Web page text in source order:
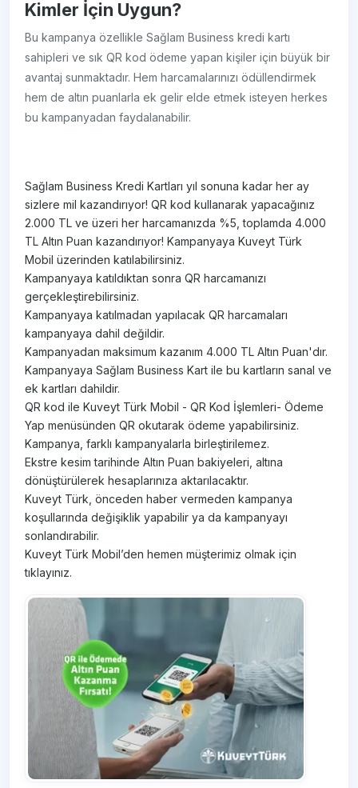
Kimler İçin Uygun?
Bu kampanya özellikle Sağlam Business kredi kartı
sahipleri ve sık QR kod ödeme yapan kişiler için büyük bir
avantaj sunmaktadır. Hem harcamalarınızı ödüllendirmek
hem de altın puanlarla ek gelir elde etmek isteyen herkes
bu kampanyadan faydalanabilir.
Sağlam Business Kredi Kartları yıl sonuna kadar her ay
sizlere mil kazandırıyor! QR kod kullanarak yapacağınız
2.000 TL ve üzeri her harcamanızda %5, toplamda 4.000
TL Altın Puan kazandırıyor! Kampanyaya Kuveyt Türk
Mobil üzerinden katılabilirsiniz.
Kampanyaya katıldıktan sonra QR harcamanızı
gerçekleştirebilirsiniz.
Kampanyaya katılmadan yapılacak QR harcamaları
kampanyaya dahil değildir.
Kampanyadan maksimum kazanım 4.000 TL Altın Puan'dır.
Kampanyaya Sağlam Business Kart ile bu kartların sanal ve
ek kartları dahildir.
QR kod ile Kuveyt Türk Mobil - QR Kod İşlemleri- Ödeme
Yap menüsünden QR okutarak ödeme yapabilirsiniz.
Kampanya, farklı kampanyalarla birleştirilemez.
Ekstre kesim tarihinde Altın Puan bakiyeleri, altına
dönüştürülerek hesaplarınıza aktarılacaktır.
Kuveyt Türk, önceden haber vermeden kampanya
koşullarında değişiklik yapabilir ya da kampanyayı
sonlandırabilir.
Kuveyt Türk Mobil’den hemen müşterimiz olmak için
tıklayınız.